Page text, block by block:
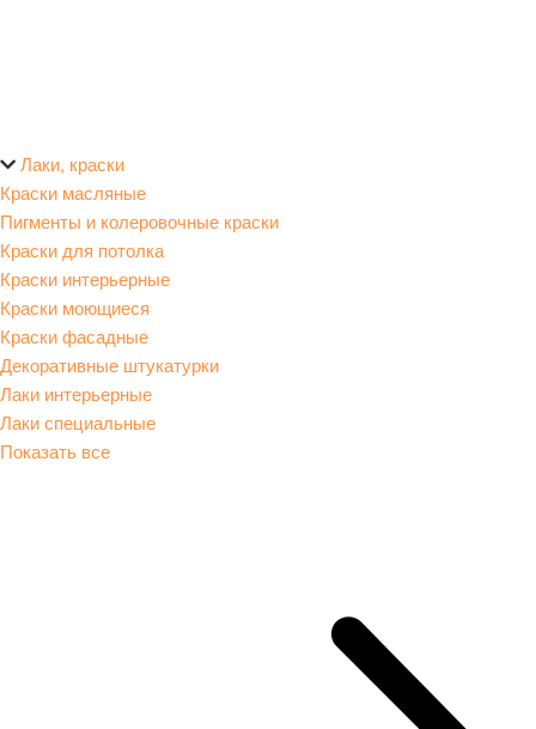
Лаки, краски
Краски масляные
Пигменты и колеровочные краски
Краски для потолка
Краски интерьерные
Краски моющиеся
Краски фасадные
Декоративные штукатурки
Лаки интерьерные
Лаки специальные
Показать все